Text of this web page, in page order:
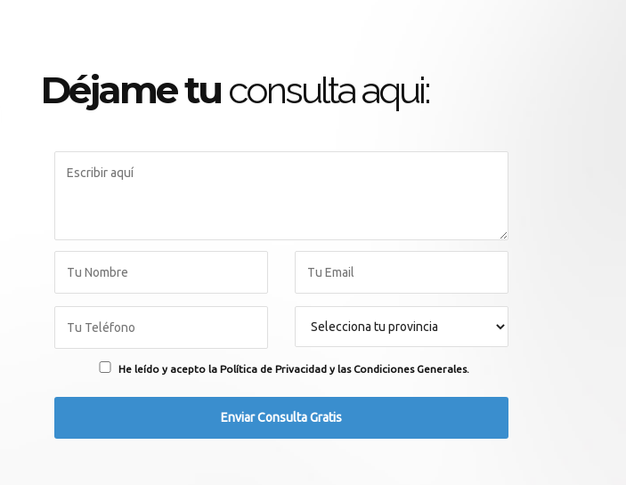
Déjame tu consulta aqui:
He leído y acepto la Política de Privacidad y las Condiciones Generales.